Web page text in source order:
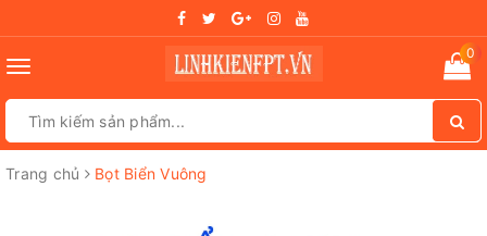
Toggle
0
Trang chủ Bọt Biển Vuông